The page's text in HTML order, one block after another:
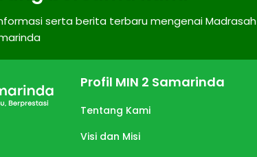
serta berita terbaru mengenai Madrasah
Profil MIN 2 Samarinda
Tentang Kami
Visi dan Misi